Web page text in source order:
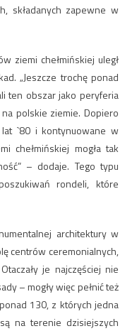
składanych zapewne w
ziemi chełmińskiej uległ
„Jeszcze trochę ponad
ten obszar jako peryferia
polskie ziemie. Dopiero
`80 i kontynuowane w
chełmińskiej mogła tak
– dodaje. Tego typu
rondeli, które
architektury w
centrów ceremonialnych,
je najczęściej nie
– mogły więc pełnić też
130, z których jedna
na terenie dzisiejszych